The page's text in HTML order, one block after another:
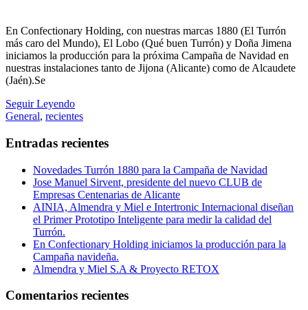
En Confectionary Holding, con nuestras marcas 1880 (El Turrón
más caro del Mundo), El Lobo (Qué buen Turrón) y Doña Jimena
iniciamos la producción para la próxima Campaña de Navidad en
nuestras instalaciones tanto de Jijona (Alicante) como de Alcaudete
(Jaén).Se
Seguir Leyendo
General, recientes
Entradas recientes
Novedades Turrón 1880 para la Campaña de Navidad
Jose Manuel Sirvent, presidente del nuevo CLUB de
Empresas Centenarias de Alicante
AINIA, Almendra y Miel e Intertronic Internacional diseñan
el Primer Prototipo Inteligente para medir la calidad del
Turrón.
En Confectionary Holding iniciamos la producción para la
Campaña navideña.
Almendra y Miel S.A & Proyecto RETOX
Comentarios recientes